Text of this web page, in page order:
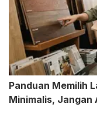
Panduan Memilih
Minimalis, Jangan